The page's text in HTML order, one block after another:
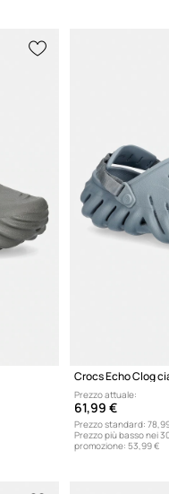
Crocs Echo Clog
Prezzo attuale:
61,99 €
Prezzo standard:
Prezzo più basso nei
promozione: 53,99 €